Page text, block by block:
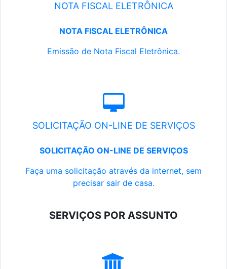
NOTA FISCAL ELETRÔNICA
NOTA FISCAL ELETRÔNICA
Emissão de Nota Fiscal Eletrônica.
SOLICITAÇÃO ON-LINE DE SERVIÇOS
SOLICITAÇÃO ON-LINE DE SERVIÇOS
Faça uma solicitação através da internet, sem
precisar sair de casa.
SERVIÇOS POR ASSUNTO